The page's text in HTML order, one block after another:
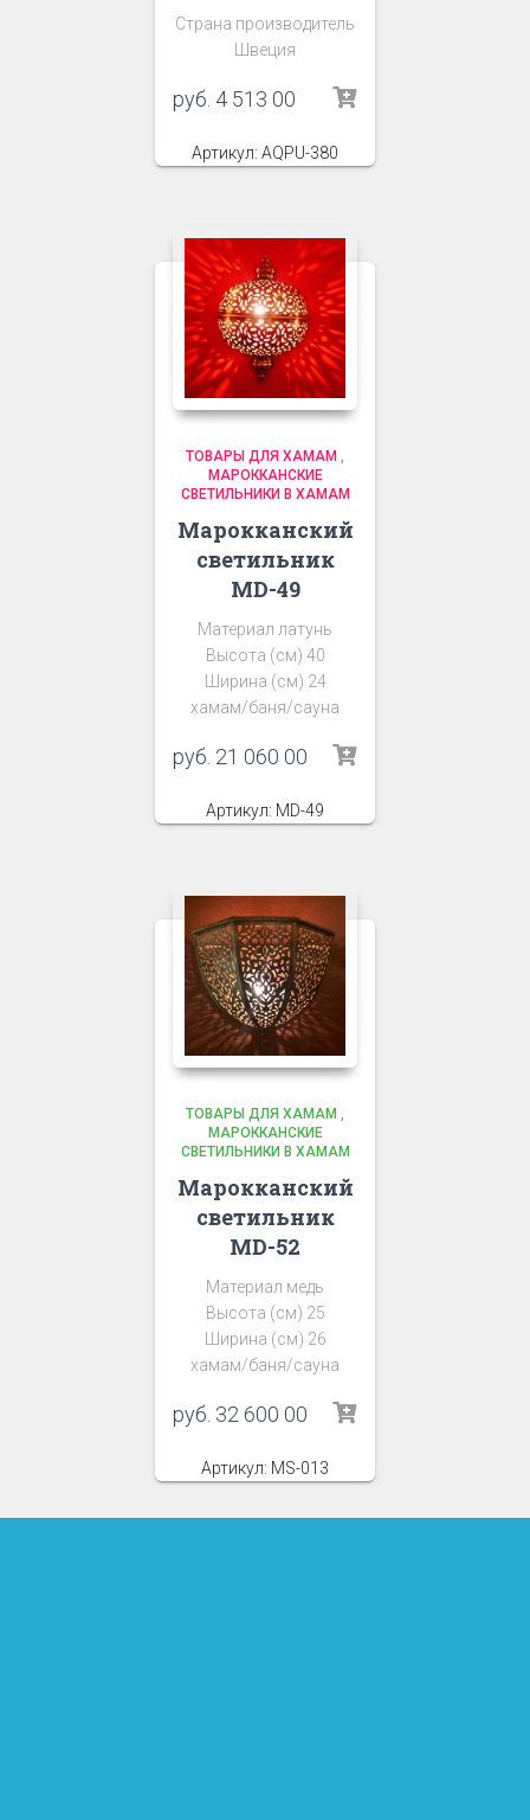
Страна производитель
Швеция
руб. 4 513 00
Артикул: AQPU-380
ТОВАРЫ ДЛЯ ХАМАМ ,
МАРОККАНСКИЕ
СВЕТИЛЬНИКИ В ХАМАМ
Марокканский
светильник
MD-49
Материал латунь
Высота (см) 40
Ширина (см) 24
хамам/баня/сауна
руб. 21 060 00
Артикул: MD-49
ТОВАРЫ ДЛЯ ХАМАМ ,
МАРОККАНСКИЕ
СВЕТИЛЬНИКИ В ХАМАМ
Марокканский
светильник
MD-52
Материал медь
Высота (см) 25
Ширина (см) 26
хамам/баня/сауна
руб. 32 600 00
Артикул: MS-013